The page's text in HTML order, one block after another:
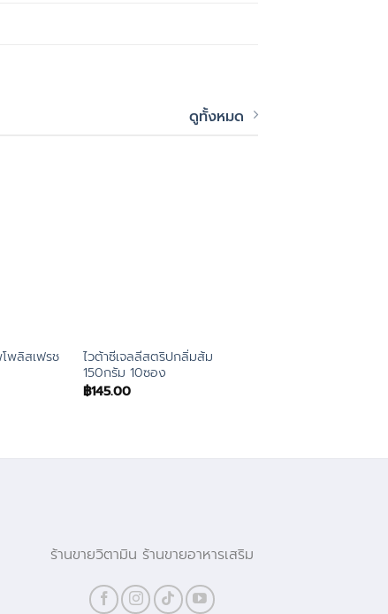
ดูทั้งหมด
พลิสเฟรช
ไวต้าซีเจลลีสตริปกลิ่มส้ม
150กรัม 10ซอง
฿145.00
ร้านขายวิตามิน ร้านขายอาหารเสริม